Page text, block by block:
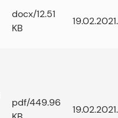
docx/12.51
KB
19.02.2021.
pdf/449.96
19.02.2021.